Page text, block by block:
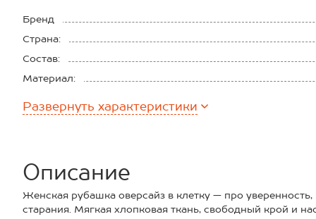
Бренд
Страна:
Состав:
Материал:
Развернуть характеристики
Описание
Женская рубашка оверсайз в клетку — про
старания. Мягкая хлопковая ткань, свободный крой и